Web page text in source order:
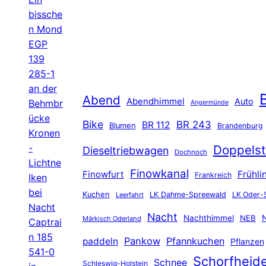
bissche
n Mond
EGP
139
285-1
an der
Behmbr
ücke
Kronen
-
Lichtne
lken
bei
Nacht
Captrai
n 185
541-0
Abend Abendhimmel Angermünde Auto
Bike Blumen BR 112 BR 243 Brandenburg
Dieseltriebwagen Dochnoch
Finowfurt Finowkanal Frankreich
Kuchen Leerfahrt LK Dahme-Spreewald LK Oder-
Märkisch Oderland Nacht Nachthimmel NEB
paddeln Pankow Pfannkuchen Pflanzen
Schleswig-Holstein Schnee